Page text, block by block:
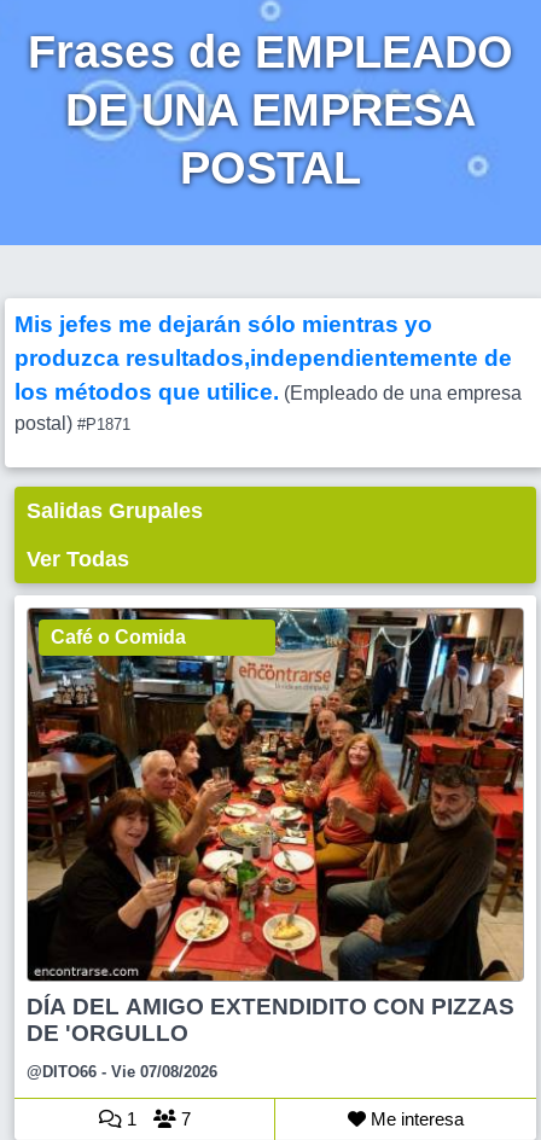
Frases de EMPLEADO
DE UNA EMPRESA
POSTAL
Mis jefes me dejarán sólo mientras yo
produzca resultados,independientemente de
los métodos que utilice. (Empleado de una empresa
postal) #P1871
Salidas Grupales
Ver Todas
Café o Comida
DÍA DEL AMIGO EXTENDIDITO CON PIZZAS
DE 'ORGULLO
@DITO66 - Vie 07/08/2026
1 7 Me interesa